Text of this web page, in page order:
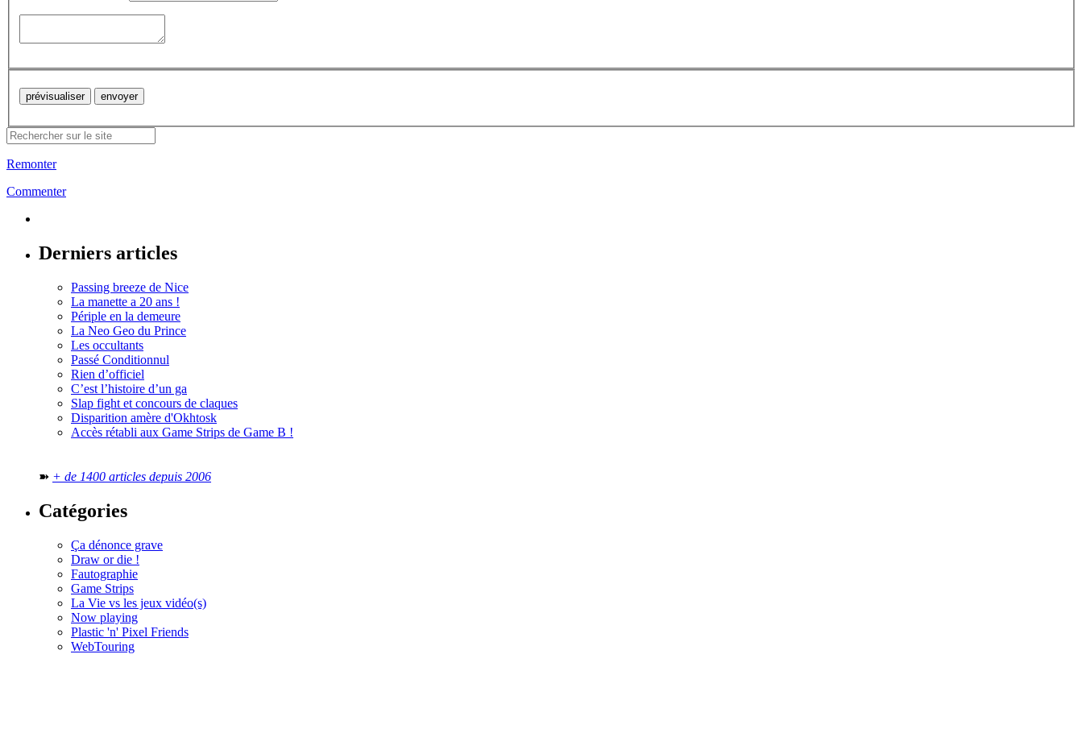
Remonter
Commenter
Derniers articles
Passing breeze de Nice
La manette a 20 ans !
Périple en la demeure
La Neo Geo du Prince
Les occultants
Passé Conditionnul
Rien d’officiel
C’est l’histoire d’un ga
Slap fight et concours de claques
Disparition amère d'Okhtosk
Accès rétabli aux Game Strips de Game B !
➽ + de 1400 articles depuis 2006
Catégories
Ça dénonce grave
Draw or die !
Fautographie
Game Strips
La Vie vs les jeux vidéo(s)
Now playing
Plastic 'n' Pixel Friends
WebTouring